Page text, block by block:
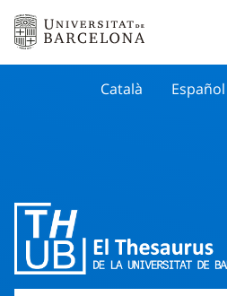
Català Español